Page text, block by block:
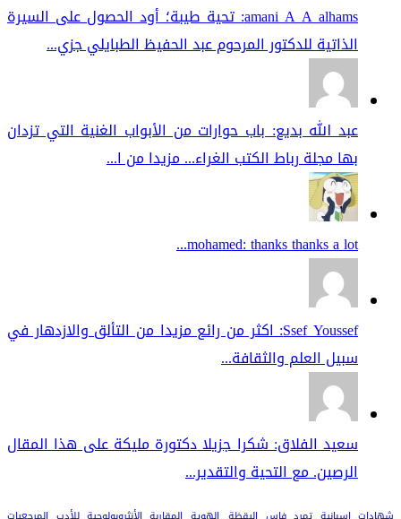
amani A A alhams: تحية طيبة؛ أود الحصول على السيرة
الذاتية للدكتور المرحوم عبد الحفيظ الطبايلي جزي...
عبد الله بديع: باب حوارات من الأبواب الغنية التي تزدان
بها مجلة رباط الكتب الغراء... مزيدا من ا...
mohamed: thanks thanks a lot...
Ssef Youssef: اكثر من رائع مزيدا من التألق والازدهار في
سبيل العلم والثقافة...
سعيد الفلاق: شكرا جزيلا دكتورة مليكة على هذا المقال
الرصين. مع التحية والتقدير...